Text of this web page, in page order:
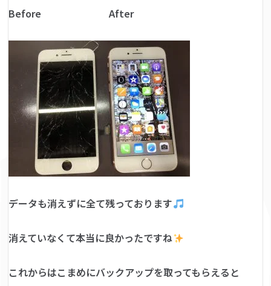
Before After
データも消えずに全て残っております
消えていなくて本当に良かったですね
これからはこまめにバックアップを取ってもらえると